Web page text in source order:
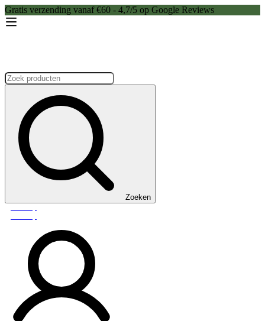
Gratis verzending vanaf €60 - 4,7/5 op Google Reviews
Zoeken:
Zoeken